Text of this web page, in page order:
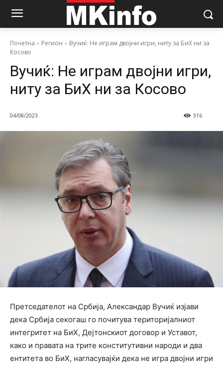
Почетна Регион
Вучиќ: Не играм двојни игри, ниту за БиХ ни за
Косово
Вучиќ: Не играм двојни игри,
ниту за БиХ ни за Косово
04/08/2023 316
Претседателот на Србија, Александар Вучиќ изјави
дека Србија секогаш го почитува територијалниот
интегритет на БиХ, Дејтонскиот договор и Уставот,
како и правата на трите конститутивни народи и два
ентитета во БиХ, нагласувајќи дека не игра двојни игри